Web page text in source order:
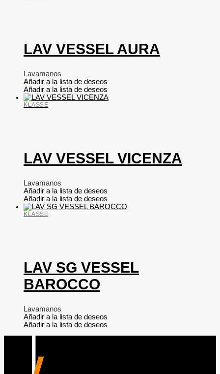
LAV VESSEL AURA
Lavamanos
Añadir a la lista de deseos
Añadir a la lista de deseos
KLASSE
LAV VESSEL VICENZA
Lavamanos
Añadir a la lista de deseos
Añadir a la lista de deseos
KLASSE
LAV SG VESSEL
BAROCCO
Lavamanos
Añadir a la lista de deseos
Añadir a la lista de deseos